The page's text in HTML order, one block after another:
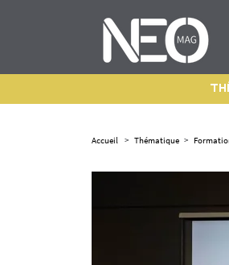
Accueil > Thématique >